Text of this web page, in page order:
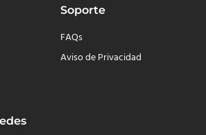
Soporte
FAQs
Aviso de Privacidad